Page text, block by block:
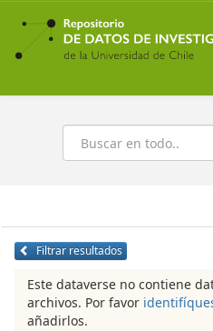
Ir
contenido
principal
Buscar
Filtrar resultados
Este dataverse no contiene
archivos. Por favor
añadirlos.